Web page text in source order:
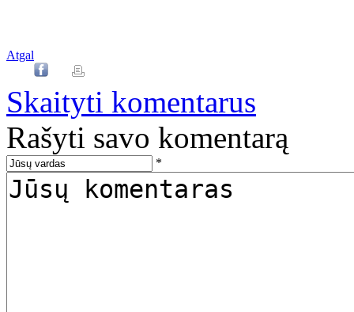
Atgal
Skaityti komentarus
Rašyti savo komentarą
*